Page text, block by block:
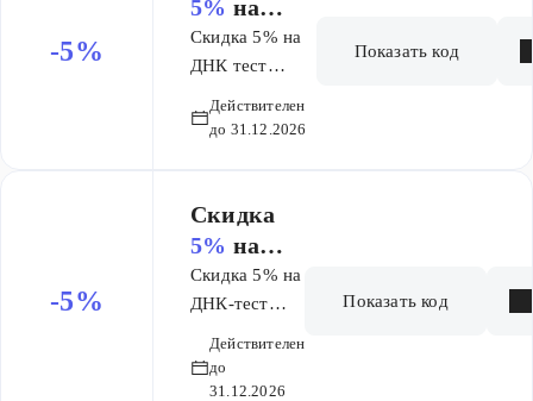
-5%
5% на
ДНК тест
Эффектив
ность
лекарств
Скидка 5% на
ДНК тест
лекарств
Действителен
до 31.12.2026
Показать код
-5%
​Скидка
5% на
ДНК-тест
Способно
сти и
характер
Скидка 5% на
ДНК-тест
и характер
Действителен
до
31.12.2026
Показать код